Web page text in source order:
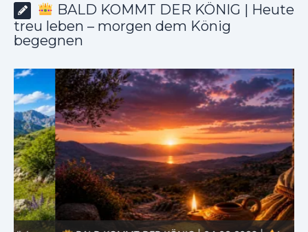
BALD KOMMT DER KÖNIG | Heute
treu leben – morgen dem König
begegnen